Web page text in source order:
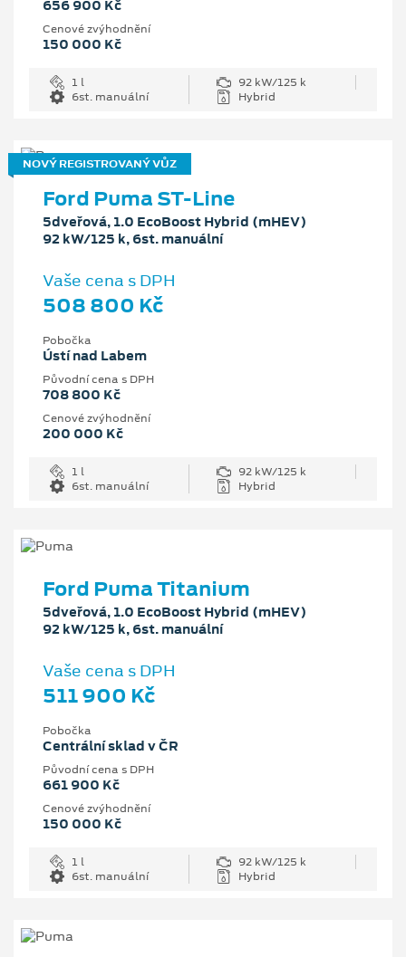
656 900 Kč
Cenové zvýhodnění
150 000 Kč
1 l
92 kW/125 k
6st. manuální
Hybrid
NOVÝ REGISTROVANÝ VŮZ
Ford Puma ST-Line
5dveřová, 1.0 EcoBoost Hybrid (mHEV)
92 kW/125 k, 6st. manuální
Vaše cena s DPH
508 800 Kč
Pobočka
Ústí nad Labem
Původní cena s DPH
708 800 Kč
Cenové zvýhodnění
200 000 Kč
1 l
92 kW/125 k
6st. manuální
Hybrid
Ford Puma Titanium
5dveřová, 1.0 EcoBoost Hybrid (mHEV)
92 kW/125 k, 6st. manuální
Vaše cena s DPH
511 900 Kč
Pobočka
Centrální sklad v ČR
Původní cena s DPH
661 900 Kč
Cenové zvýhodnění
150 000 Kč
1 l
92 kW/125 k
6st. manuální
Hybrid